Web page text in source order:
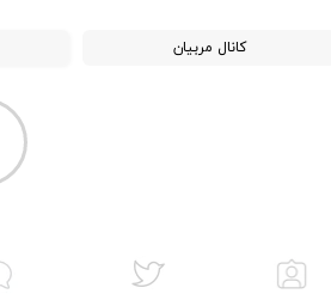
کانال مربیان